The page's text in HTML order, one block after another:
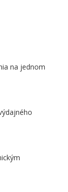
na jednom